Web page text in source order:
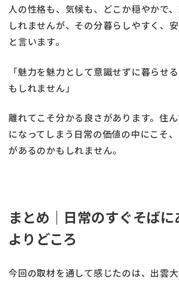
人の性格も、気候も、どこか穏やかで
しれませんが、その分暮らしやすく、
と言います。
「魅力を魅力として意識せずに暮らせ
もしれません」
離れてこそ分かる良さがあります。住
になってしまう日常の価値の中にこそ
があるのかもしれません。
まとめ｜日常のすぐそば
よりどころ
今回の取材を通して感じたのは、出雲